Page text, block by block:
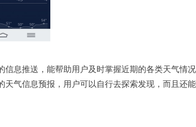
息推送，能帮助用户及时掌握近期的各类天气情
气信息预报，用户可以自行去探索发现，而且还